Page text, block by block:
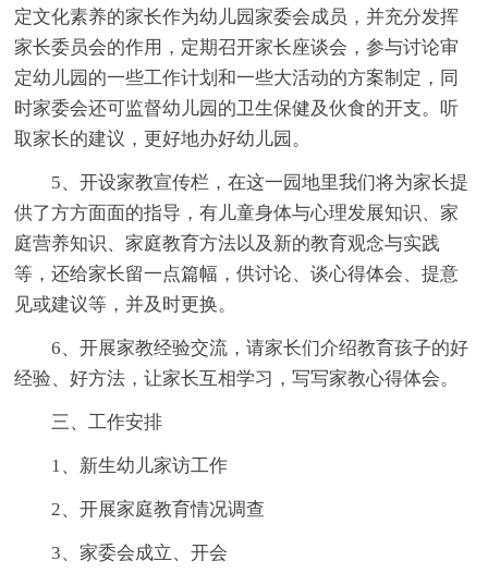
定文化素养的家长作为幼儿园家委会成员，并充分发挥
家长委员会的作用，定期召开家长座谈会，参与讨论审
定幼儿园的一些工作计划和一些大活动的方案制定，同
时家委会还可监督幼儿园的卫生保健及伙食的开支。听
取家长的建议，更好地办好幼儿园。
5、开设家教宣传栏，在这一园地里我们将为家长提
供了方方面面的指导，有儿童身体与心理发展知识、家
庭营养知识、家庭教育方法以及新的教育观念与实践
等，还给家长留一点篇幅，供讨论、谈心得体会、提意
见或建议等，并及时更换。
6、开展家教经验交流，请家长们介绍教育孩子的好
经验、好方法，让家长互相学习，写写家教心得体会。
三、工作安排
1、新生幼儿家访工作
2、开展家庭教育情况调查
3、家委会成立、开会